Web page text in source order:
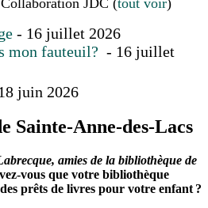
- 16 juillet 2026
mon fauteuil? - 16 juillet
juin 2026
Sainte-Anne-des-Lacs
amies de la bibliothèque de
vous que votre bibliothèque
prêts de livres pour votre enfant ?